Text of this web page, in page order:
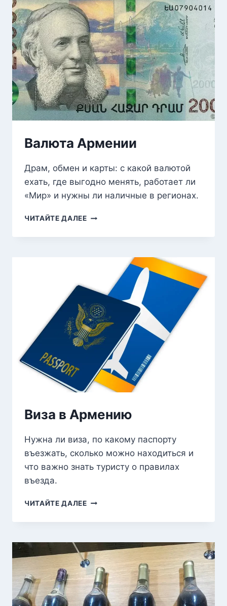
Валюта Армении
Драм, обмен и карты: с какой валютой
ехать, где выгодно менять, работает ли
«Мир» и нужны ли наличные в регионах.
ЧИТАЙТЕ ДАЛЕЕВАЛЮТА
Виза в Армению
Нужна ли виза, по какому паспорту
въезжать, сколько можно находиться и
что важно знать туристу о правилах
въезда.
ЧИТАЙТЕ ДАЛЕЕВИЗА
АРМЕНИЮ